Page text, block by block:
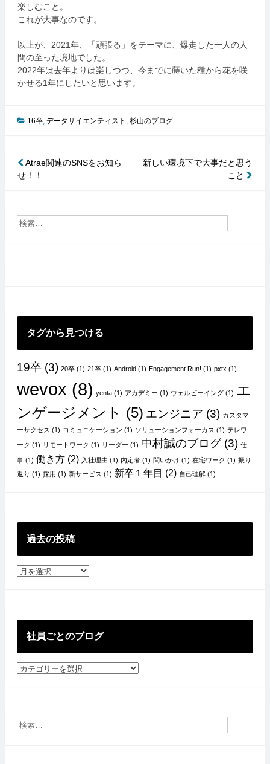
楽しむこと。
これが大事なのです。
以上が、2021年、「頑張る」をテーマに、爆走した一人の人
間の至った境地でした。
2022年は去年よりは楽しつつ、今までに蒔いた種から花を咲
かせる1年にしたいと思います。
16卒, データサイエンティスト , 杉山のブログ
投
稿
ビ
ン
Atrae関連のSNSをお知ら
せ！！
新しい環境下で大事だと思う
こと
タグから見つける
19卒(3) 20卒(1) 21卒(1) Android(1) Engagement Run! (1) pxtx (1)
wevox (8) yenta(1) アカデミー (1) ウェルビーイング(1) エ
ンゲージメント (5) エンジニア (3) カスタマ
ーサクセス (1) コミュニケーション (1) ソリューションフォーカス (1) テレワ
ーク (1) リモートワーク (1) リーダー (1) 中村誠のブログ(3) 仕
事(1) 働き方(2) 入社理由 (1) 内定者(1) 問いかけ (1) 在宅ワーク (1) 振り
返り (1) 採用 (1) 新サービス (1) 新卒１年目 (2) 自己理解(1)
過去の投稿
過
社員ごとのブログ
社
ブ